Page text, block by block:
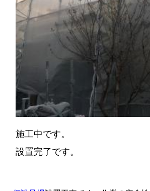
施工中です。
設置完了です。